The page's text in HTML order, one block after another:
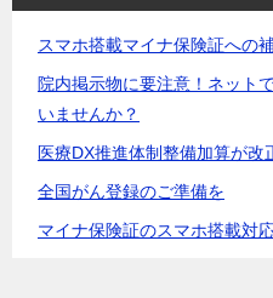
スマホ搭載マイナ保険証への
院内掲示物に要注意！ネット
いませんか？
医療DX推進体制整備加算が改
全国がん登録のご準備を
マイナ保険証のスマホ搭載対